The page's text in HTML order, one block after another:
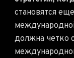
становятся
должна четко